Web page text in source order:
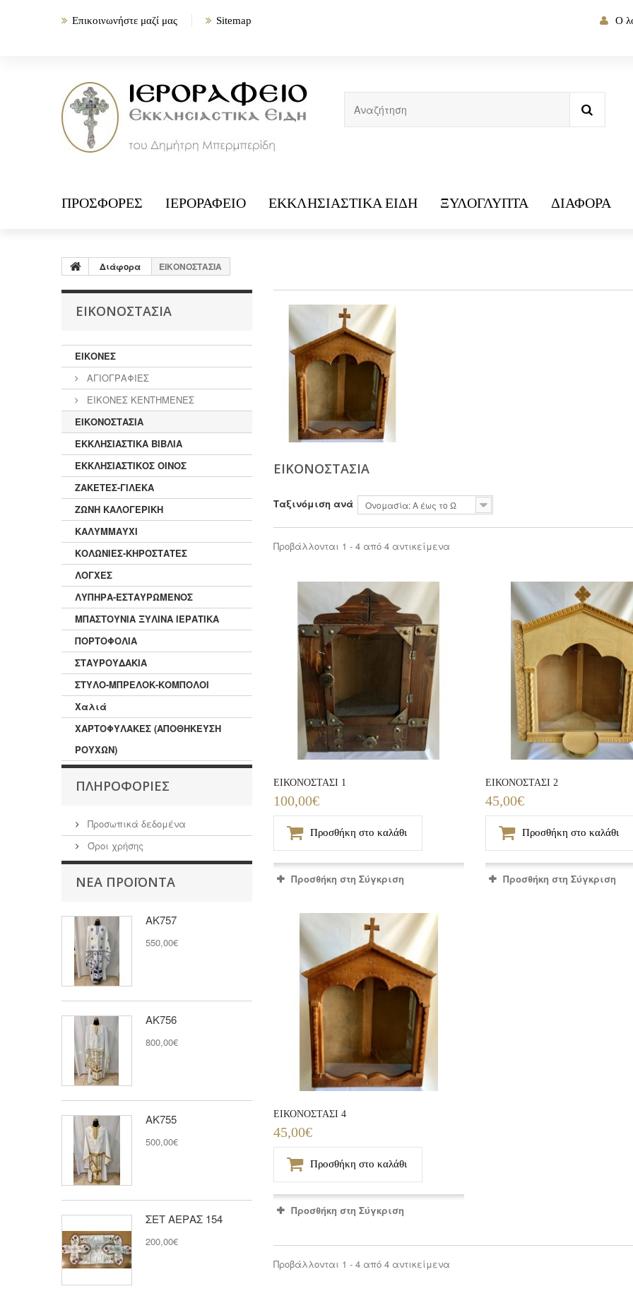
Ο
Επικοινωνήστε μαζί μας Sitemap
ΠΡΟΣΦΟΡΈΣ ΙΕΡΟΡΑΦΕΊΟ ΕΚΚΛΗΣΙΑΣΤΙΚΆ ΕΊΔΗ ΞΥΛΌΓΛΥΠΤΑ ΔΙΆΦΟΡΑ
Διάφορα ΕΙΚΟΝΟΣΤΑΣΙΑ
ΕΙΚΟΝΟΣΤΑΣΙΑ
ΕΙΚΟΝΕΣ
ΑΓΙΟΓΡΑΦΙΕΣ
ΕΙΚΟΝΕΣ ΚΕΝΤΗΜΕΝΕΣ
ΕΙΚΟΝΟΣΤΑΣΙΑ
ΕΚΚΛΗΣΙΑΣΤΙΚΑ ΒΙΒΛΙΑ
ΕΚΚΛΗΣΙΑΣΤΙΚΟΣ ΟΙΝΟΣ
ΖΑΚΕΤΕΣ-ΓΙΛΕΚΑ
ΖΩΝΗ ΚΑΛΟΓΕΡΙΚΗ
ΚΑΛΥΜΜΑΥΧΙ
ΚΟΛΩΝΙΕΣ-ΚΗΡΟΣΤΑΤΕΣ
ΛΟΓΧΕΣ
ΛΥΠΗΡΑ-ΕΣΤΑΥΡΩΜΕΝΟΣ
ΜΠΑΣΤΟΥΝΙΑ ΞΥΛΙΝΑ ΙΕΡΑΤΙΚΑ
ΠΟΡΤΟΦΟΛΙΑ
ΣΤΑΥΡΟΥΔΑΚΙΑ
ΣΤΥΛΟ-ΜΠΡΕΛΟΚ-ΚΟΜΠΟΛΟΙ
Χαλιά
ΧΑΡΤΟΦΥΛΑΚΕΣ (ΑΠΟΘΗΚΕΥΣΗ
ΡΟΥΧΩΝ)
ΠΛΗΡΟΦΟΡΊΕΣ
Προσωπικά δεδομένα
Όροι χρήσης
ΝΈΑ ΠΡΟΪΌΝΤΑ
ΑΚ757
550,00€
ΑΚ756
800,00€
ΑΚ755
500,00€
ΣΕΤ ΑΕΡΑΣ 154
200,00€
ΕΙΚΟΝΟΣΤΑΣΙΑ
Ταξινόμιση ανά Ονομασία: Α έως το Ω
Προβάλλονται 1 - 4 από 4 αντικείμενα
ΕΙΚΟΝΟΣΤΑΣΙ 1
100,00€
Προσθήκη στο καλάθι
Προσθήκη στη Σύγκριση
ΕΙΚΟΝΟΣΤΑΣΙ 2
45,00€
Προσθήκη στο καλάθι
Προσθήκη στη Σύγκριση
ΕΙΚΟΝΟΣΤΑΣΙ 4
45,00€
Προσθήκη στο καλάθι
Προσθήκη στη Σύγκριση
Προβάλλονται 1 - 4 από 4 αντικείμενα